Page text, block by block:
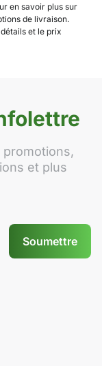
en savoir plus sur
de livraison.
et le prix
et plus